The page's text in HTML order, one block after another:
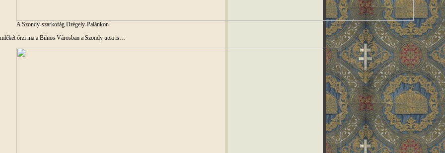
A Szondy-szarkofág Drégely-Palánkon
őrzi ma a Bűnös Városban a Szondy utca is…